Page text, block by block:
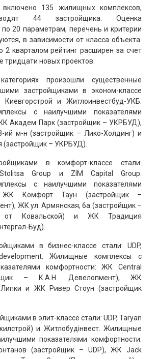
включено 135 жилищных комплексов,
44 застройщика. Оценка
по 20 параметрам, перечень и критерии
в зависимости от класса объекта.
2 кварталом рейтинг расширен за счет
тридцати новых проектов.
произошли существенные
застройщиками в эконом-классе
и Житлоинвестбуд-УКБ.
с наилучшими показателями
Академ Парк (застройщик – УКРБУД),
ий м-н (застройщик – Лико-Холдинг) и
(застройщик – УКРБУД).
в комфорт-классе стали:
Stolitsa Group и ZIM Capital Group.
с наилучшими показателями
ЖК Комфорт Таун (застройщик –
ЖК ул. Армянская, 6а (застройщик –
от Ковальской) и ЖК Традиция
Буд).
в бизнес-классе стали: UDP,
Жилищные комплексы с
комфортности: ЖК Central
– К.А.Н. Девелопмент), ЖК
Липки и ЖК Ривер Стоун (застройщик
в элит-классе стали: UDP, Taryan
и Житлобудінвест. Жилищные
показателями комфортности:
(застройщик – UDP), ЖК Jack